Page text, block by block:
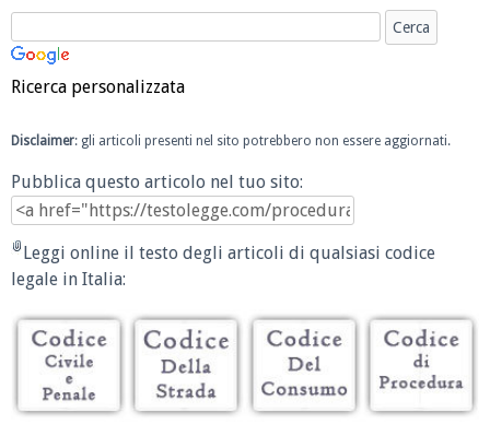
Ricerca personalizzata
Disclaimer: gli articoli presenti nel sito potrebbero non essere aggiornati.
Pubblica questo articolo nel tuo sito:
Leggi online il testo degli articoli di qualsiasi codice
legale in Italia: